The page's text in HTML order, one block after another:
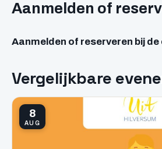
Aanmelden of
Aanmelden of reserveren bij
Vergelijkbare
8
AUG